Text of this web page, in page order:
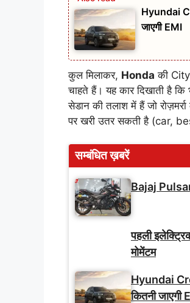
Hyundai
जाएगी EMI
कुल मिलाकर, Honda की City
चाहते हैं। यह कार दिखाती है कि
सेडान की तलाश में हैं जो
पर खरी उतर सकती है (car,
सम्बंधित ख़बरें
Bajaj
पहली
मोमेंटम
Hyundai
कितनी जाएगी